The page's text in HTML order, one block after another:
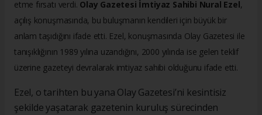
etme fırsatı verdi. Olay Gazetesi İmtiyaz Sahibi Nural Ezel,
açılış konuşmasında, bu buluşmanın kendileri için büyük bir
anlam taşıdığını ifade etti. Ezel, konuşmasında Olay Gazetesi ile
tanışıklığının 1989 yılına uzandığını, 2000 yılında ise gelen teklif
üzerine gazeteyi devralarak imtiyaz sahibi olduğunu ifade etti.
Ezel, o tarihten bu yana Olay Gazetesi’ni kesintisiz
şekilde yaşatarak gazetenin kuruluş sürecinden